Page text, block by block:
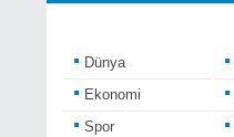
Dünya
Ekonomi
Spor